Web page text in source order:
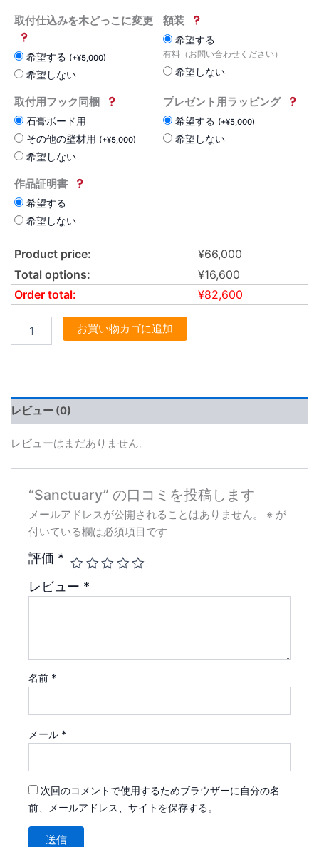
取付仕込みを木どっこに変更
希望する (+¥5,000)
希望しない
額装
希望する
有料（お問い合わせください）
希望しない
取付用フック同梱
石膏ボード用
その他の壁材用 (+¥5,000)
希望しない
プレゼント用ラッピング
希望する (+¥5,000)
希望しない
作品証明書
希望する
希望しない
Product price: ¥66,000
Total options:
¥16,600
Order total:
¥82,600
お買い物カゴに追加
レビュー (0)
レビューはまだありません。
“Sanctuary” の口コミを投稿します
メールアドレスが公開されることはありません。 ※ が
付いている欄は必須項目です
評価 *
レビュー *
名前 *
メール *
次回のコメントで使用するためブラウザーに自分の名
前、メールアドレス、サイトを保存する。